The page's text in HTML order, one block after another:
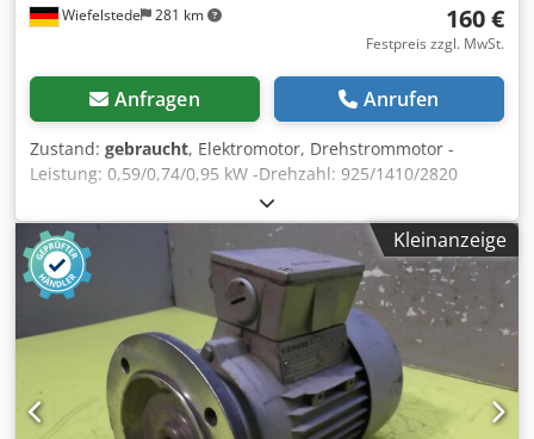
Wiefelstede 281 km 160 €
Festpreis zzgl. MwSt.
Anfragen Anrufen
Zustand: gebraucht, Elektromotor, Drehstrommotor -
Leistung: 0,59/0,74/0,95 kW -Drehzahl: 925/1410/2820
U/min -Welle: Ø 22 x 60 mm -Bauform: B3 -Abmessungen:
360/278/H210 mm Cedpfx Ajdzzg Rjpterf -Gewicht: 35 kg
Kleinanzeige